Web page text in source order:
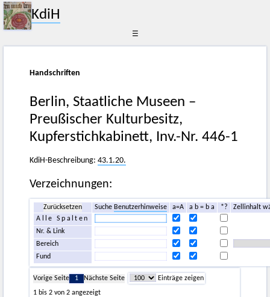
KdiH
☰
Handschriften
Berlin, Staatliche Museen –
Preußischer Kulturbesitz,
Kupferstichkabinett, Inv.-Nr. 446-1
KdiH-Beschreibung:43.1.20.
Verzeichnungen:
Zurücksetzen Suche Benutzerhinweise a=A a b = b a *?
Zellinhalt
Alle Spalten
Nr. & Link
Bereich
Fund
Vorige Seite 1 Nächste Seite
Einträge zeigen
1 bis 2 von 2 angezeigt